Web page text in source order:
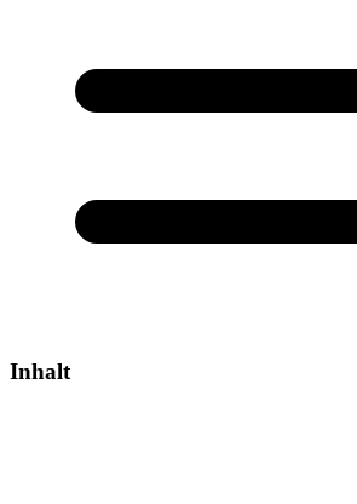
Inhalt